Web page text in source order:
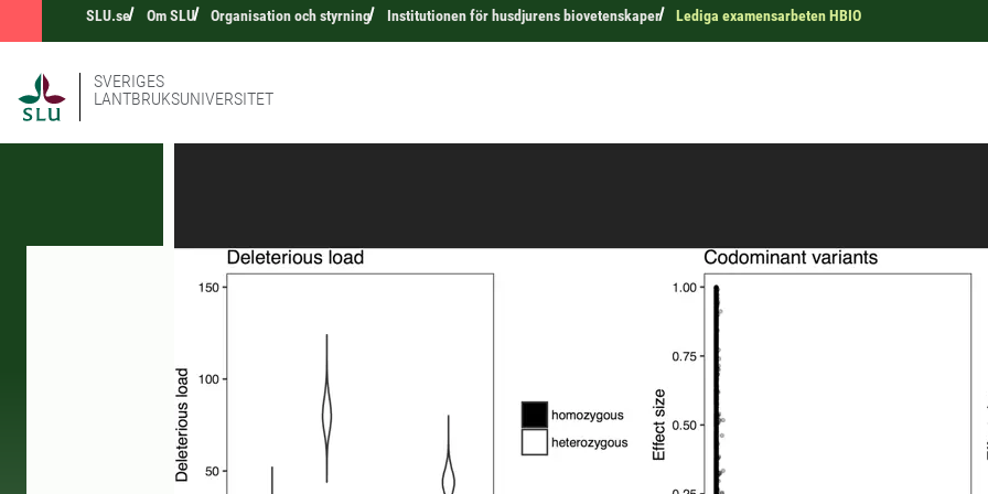
SLU.se Om SLU Organisation och styrning Institutionen för husdjurens biovetenskaper Lediga examensarbeten HBIO
SVERIGES
LANTBRUKSUNIVERSITET